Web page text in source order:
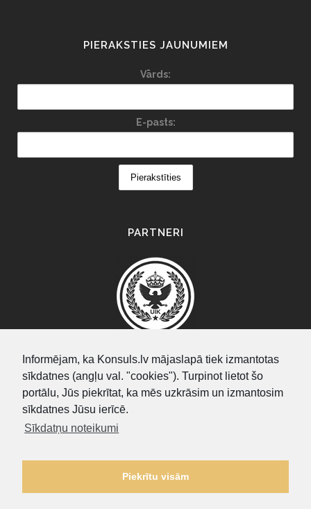
Informējam, ka Konsuls.lv mājaslapā tiek izmantotas
sīkdatnes (angļu val. "cookies"). Turpinot lietot šo
portālu, Jūs piekrītat, ka mēs uzkrāsim un izmantosim
sīkdatnes Jūsu ierīcē.
Sīkdatņu noteikumi
Piekrītu visām
PIERAKSTIES JAUNUMIEM
Vārds:
E-pasts:
PARTNERI
SEARCH